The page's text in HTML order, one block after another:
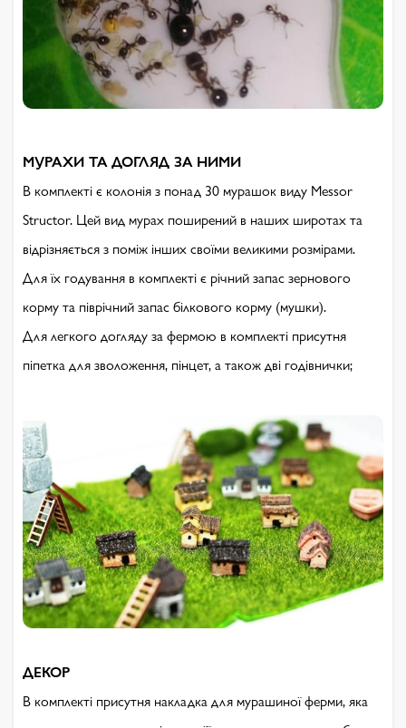
МУРАХИ ТА ДОГЛЯД ЗА НИМИ
В комплекті є колонія з понад 30 мурашок виду Messor
Structor. Цей вид мурах поширений в наших широтах та
відрізняється з поміж інших своїми великими розмірами.
Для їх годування в комплекті є річний запас зернового
корму та піврічний запас білкового корму (мушки).
Для легкого догляду за фермою в комплекті присутня
піпетка для зволоження, пінцет, а також дві годівнички;
ДЕКОР
В комплекті присутня накладка для мурашиної ферми, яка